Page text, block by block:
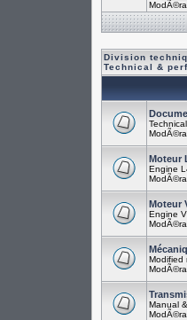
Division
Technical &
Moteur
Engine
Moteur
Engine
Modified
Manual